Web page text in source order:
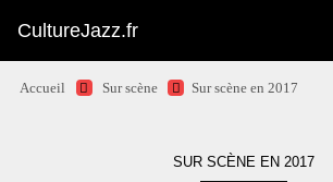
CultureJazz.fr
Accueil Sur scène Sur scène en 2017
SUR SCÈNE EN 2017